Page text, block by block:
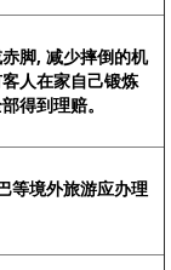
脚, 减少摔倒的机
人在家自己锻炼
得到理赔。
等境外旅游应办理